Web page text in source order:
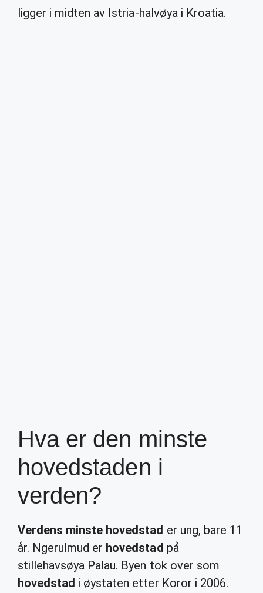
ligger i midten av Istria-halvøya i Kroatia.
Hva er den minste
hovedstaden i
verden?
Verdens minste hovedstad er ung, bare 11
år. Ngerulmud er hovedstad på
stillehavsøya Palau. Byen tok over som
hovedstad i øystaten etter Koror i 2006.